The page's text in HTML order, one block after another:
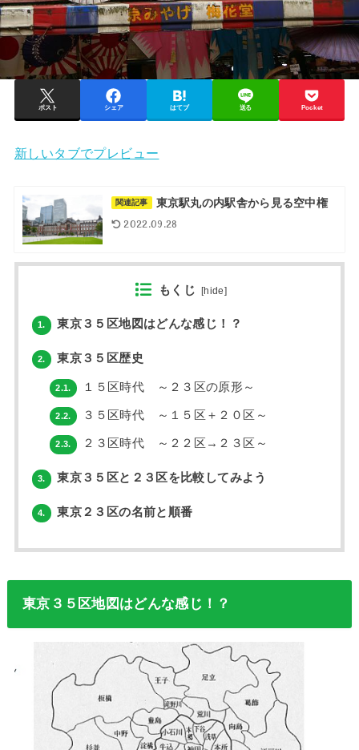
ポスト シェア はてブ 送る Pocket
新しいタブでプレビュー
関連記事 東京駅丸の内駅舎から見る空中権
2022.09.28
もくじ [hide]
1. 東京３５区地図はどんな感じ！？
2. 東京３５区歴史
2.1. １５区時代 ～２３区の原形～
2.2. ３５区時代 ～１５区＋２０区～
2.3. ２３区時代 ～２２区→２３区～
3. 東京３５区と２３区を比較してみよう
4. 東京２３区の名前と順番
東京３５区地図はどんな感じ！？